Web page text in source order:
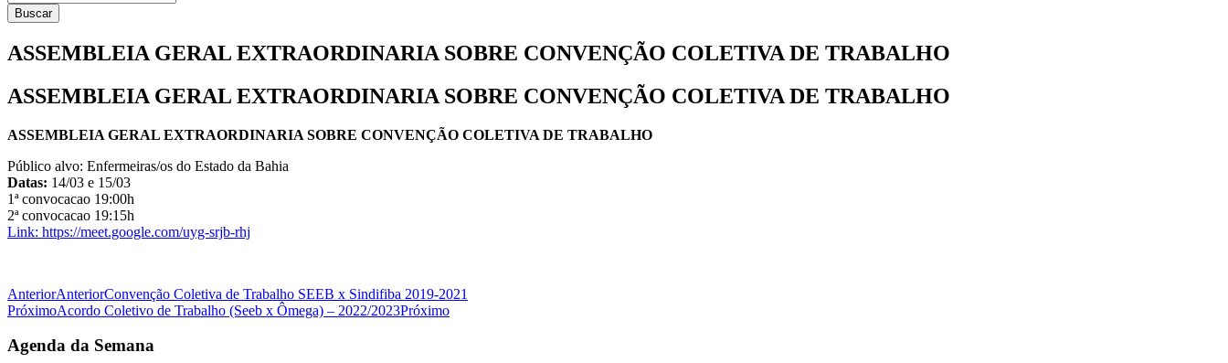
Buscar
ASSEMBLEIA GERAL EXTRAORDINARIA SOBRE CONVENÇÃO COLETIVA DE TRABALHO
ASSEMBLEIA GERAL EXTRAORDINARIA SOBRE CONVENÇÃO COLETIVA DE TRABALHO
ASSEMBLEIA GERAL EXTRAORDINARIA SOBRE CONVENÇÃO COLETIVA DE TRABALHO
Público alvo: Enfermeiras/os do Estado da Bahia
Datas: 14/03 e 15/03
1ª convocacao 19:00h
2ª convocacao 19:15h
Link: https://meet.google.com/uyg-srjb-rhj
AnteriorAnteriorConvenção Coletiva de Trabalho SEEB x Sindifiba 2019-2021
PróximoAcordo Coletivo de Trabalho (Seeb x Ômega) – 2022/2023Próximo
Agenda da Semana